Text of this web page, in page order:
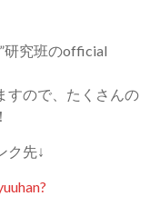
研究班のofficial
すので、たくさんの
ク先↓